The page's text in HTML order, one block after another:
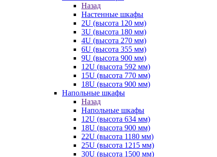
Назад
Настенные шкафы
2U (высота 120 мм)
3U (высота 180 мм)
4U (высота 270 мм)
6U (высота 355 мм)
9U (высота 900 мм)
12U (высота 592 мм)
15U (высота 770 мм)
18U (высота 900 мм)
Напольные шкафы
Назад
Напольные шкафы
12U (высота 634 мм)
18U (высота 900 мм)
22U (высота 1180 мм)
25U (высота 1215 мм)
30U (высота 1500 мм)